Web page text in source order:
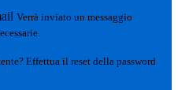
Verrà inviato un messaggio
Effettua il reset della password